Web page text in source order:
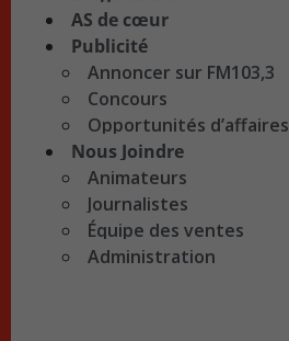
AS de cœur
Publicité
Annoncer sur FM103,3
Concours
Opportunités d’affaires
Nous Joindre
Animateurs
Journalistes
Équipe des ventes
Administration